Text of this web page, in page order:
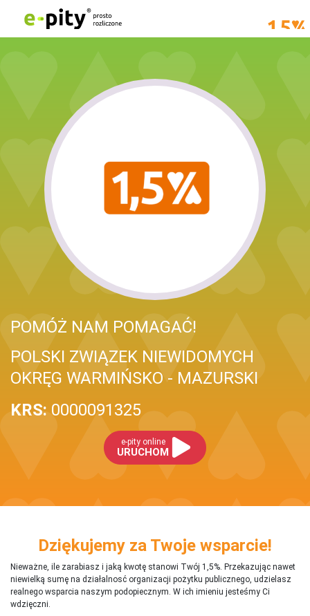
POMÓŻ NAM POMAGAĆ!
POLSKI ZWIĄZEK NIEWIDOMYCH
OKRĘG WARMIŃSKO - MAZURSKI
KRS: 0000091325
e-pity online
URUCHOM
Dziękujemy za Twoje wsparcie!
Nieważne, ile zarabiasz i jaką kwotę stanowi Twój 1,5%. Przekazując nawet
niewielką sumę na działalnosć organizacji pożytku publicznego, udzielasz
realnego wsparcia naszym podopiecznym. W ich imieniu jesteśmy Ci
wdzięczni.